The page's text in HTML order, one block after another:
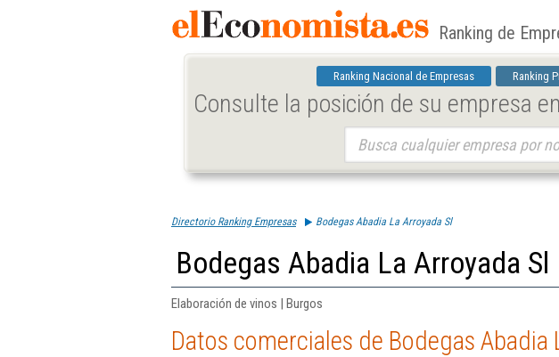
Ranking de
Ranking Nacional de Empresas Ranking
Consulte la posición de su empresa
Directorio Ranking Empresas Bodegas Abadia La Arroyada Sl
Bodegas Abadia La Arroyada Sl
Elaboración de vinos | Burgos
Datos comerciales de Bodegas Abadia